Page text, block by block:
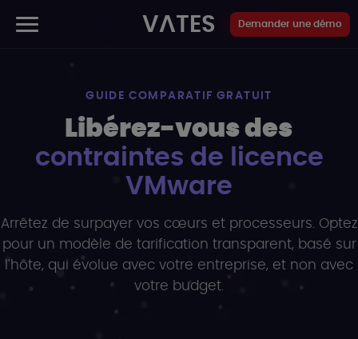
VATES Demander une démo
GUIDE COMPARATIF GRATUIT
Libérez-vous des
contraintes de licence
VMware
Arrêtez de surpayer vos cœurs et processeurs. Optez
pour un modèle de tarification transparent, basé sur
l'hôte, qui évolue avec votre entreprise, et non avec
votre budget.